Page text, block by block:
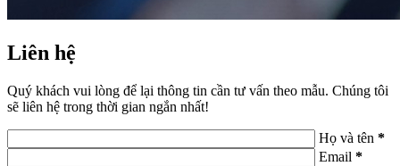
Liên hệ
Quý khách vui lòng để lại thông tin cần tư vấn theo mẫu. Chúng tôi
sẽ liên hệ trong thời gian ngắn nhất!
Họ và tên *
Email *